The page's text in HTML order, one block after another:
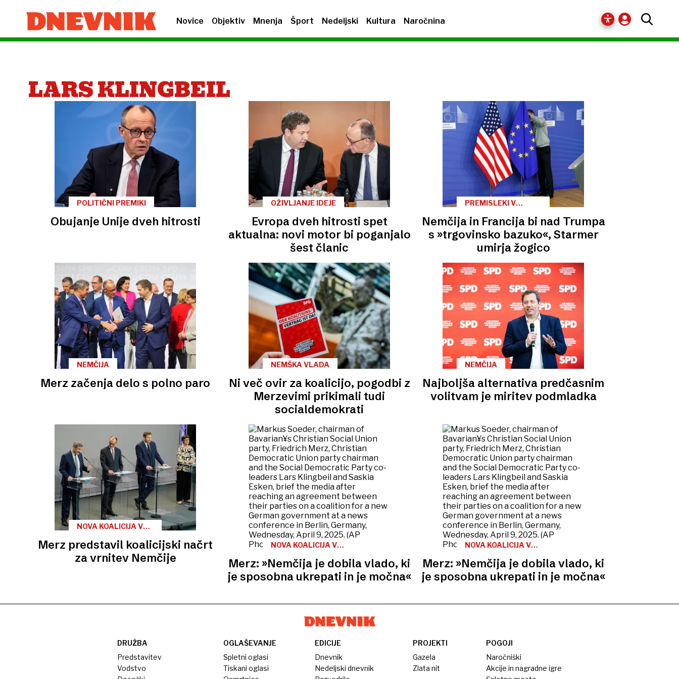
Novice Objektiv Mnenja Šport Nedeljski Kultura Naročnina
LARS KLINGBEIL
POLITIČNI PREMIKI
Obujanje Unije dveh hitrosti
OŽIVLJANJE IDEJE
Evropa dveh hitrosti spet
aktualna: novi motor bi poganjalo
šest članic
PREMISLEKI V
Nemčija in Francija bi nad Trumpa
s »trgovinsko bazuko«, Starmer
umirja žogico
NEMČIJA
Merz začenja delo s polno paro
NEMŠKA VLADA
Ni več ovir za koalicijo, pogodbi z
Merzevimi prikimali tudi
socialdemokrati
NEMČIJA
Najboljša alternativa predčasnim
volitvam je miritev podmladka
NOVA KOALICIJA V
Merz predstavil koalicijski načrt
za vrnitev Nemčije
NOVA KOALICIJA V
Merz: »Nemčija je dobila vlado, ki
je sposobna ukrepati in je močna«
NOVA KOALICIJA V
Merz: »Nemčija je dobila vlado, ki
je sposobna ukrepati in je močna«
DRUŽBA
Predstavitev
Vodstvo
OGLAŠEVANJE
Spletni oglasi
Tiskani oglasi
EDICIJE
Dnevnik
Nedeljski dnevnik
PROJEKTI
Gazela
Zlata nit
POGOJI
Naročniški
Akcije in nagradne igre